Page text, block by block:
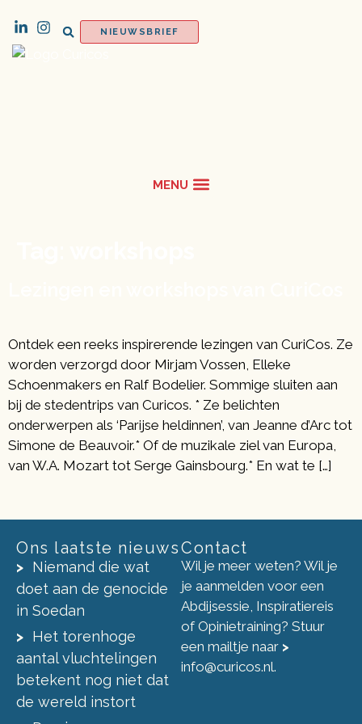
NIEUWSBRIEF
Ontdek een reeks inspirerende lezingen van CuriCos. Ze
worden verzorgd door Mirjam Vossen, Elleke
Schoenmakers en Ralf Bodelier. Sommige sluiten aan
bij de stedentrips van Curicos. * Ze belichten
onderwerpen als ‘Parijse heldinnen’, van Jeanne d’Arc tot
Simone de Beauvoir.* Of de muzikale ziel van Europa,
van W.A. Mozart tot Serge Gainsbourg.* En wat te […]
Ons laatste nieuws
Niemand die wat
doet aan de genocide
in Soedan
Het torenhoge
aantal vluchtelingen
betekent nog niet dat
de wereld instort
Contact
Wil je meer weten? Wil je
je aanmelden voor een
Abdijsessie, Inspiratiereis
of Opinietraining? Stuur
een mailtje naar >
info@curicos.nl.